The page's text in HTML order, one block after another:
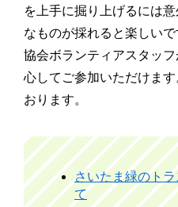
を上手に掘り上げるには
なものが採れると楽しい
協会ボランティアスタッ
心してご参加いただけま
おります。
さいたま緑のト
て